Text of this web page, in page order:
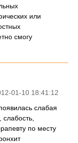
или
смогу
01-10 18:41:12
слабая
по месту